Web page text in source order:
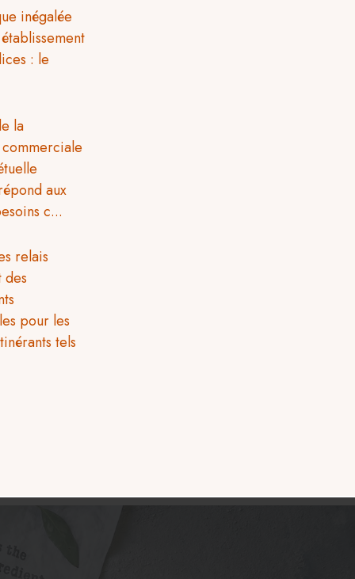
: le
la
aux
c...
relais
pour les
tels